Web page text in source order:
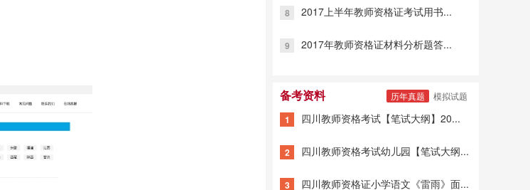
8 2017上半年教师资格证考试用书...
9 2017年教师资格证材料分析题答...
备考资料 历年真题 模拟试题
1 四川教师资格考试【笔试大纲】20...
2 四川教师资格考试幼儿园【笔试大纲...
3 四川教师资格证小学语文《雷雨》面...